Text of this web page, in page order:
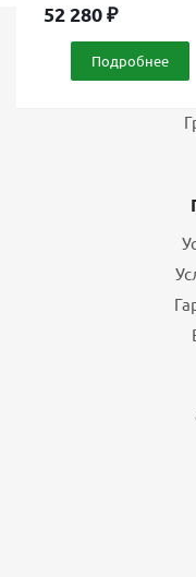
52 280₽
Подробнее